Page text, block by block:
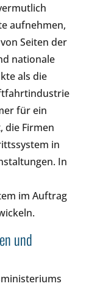
aufnehmen,
Seiten der
nationale
als die
für ein
die Firmen
in
In
im Auftrag
und